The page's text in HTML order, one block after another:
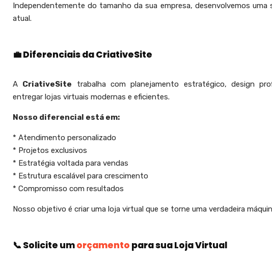
Independentemente do tamanho da sua empresa, desenvolvemos
atual.
💼 Diferenciais da CriativeSite
A CriativeSite trabalha com planejamento estratégico, design
entregar lojas virtuais modernas e eficientes.
Nosso diferencial está em:
* Atendimento personalizado
* Projetos exclusivos
* Estratégia voltada para vendas
* Estrutura escalável para crescimento
* Compromisso com resultados
Nosso objetivo é criar uma loja virtual que se torne uma verdadeira
📞 Solicite umorçamento para sua Loja Virtual